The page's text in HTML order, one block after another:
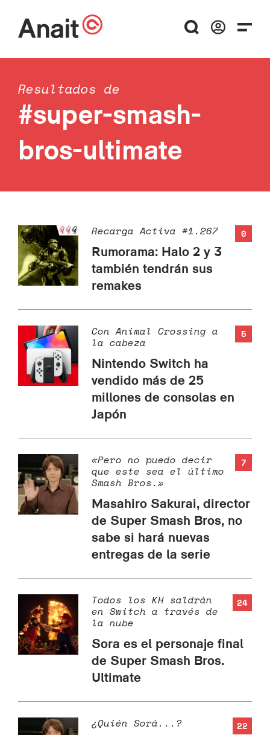
Resultados de
#super-smash-
bros-ultimate
0
Recarga Activa #1.267
Rumorama: Halo 2 y 3
también tendrán sus
remakes
5
Con Animal Crossing a
la cabeza
Nintendo Switch ha
vendido más de 25
millones de consolas en
Japón
7
«Pero no puedo decir
que este sea el último
Smash Bros.»
Masahiro Sakurai, director
de Super Smash Bros, no
sabe si hará nuevas
entregas de la serie
24
Todos los KH saldrán
en Switch a través de
la nube
Sora es el personaje final
de Super Smash Bros.
Ultimate
22
¿Quién Sorá...?